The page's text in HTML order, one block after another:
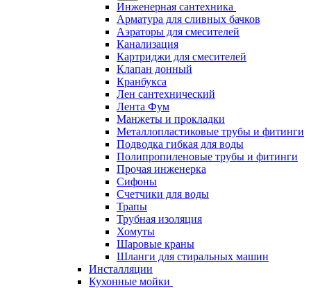
Инженерная сантехника
Арматура для сливных бачков
Аэраторы для смесителей
Канализация
Картриджи для смесителей
Клапан донный
Кранбукса
Лен сантехнический
Лента Фум
Манжеты и прокладки
Металлопластиковые трубы и фитинги
Подводка гибкая для воды
Полипропиленовые трубы и фитинги
Прочая инженерка
Сифоны
Счетчики для воды
Трапы
Трубная изоляция
Хомуты
Шаровые краны
Шланги для стиральных машин
Инсталляции
Кухонные мойки